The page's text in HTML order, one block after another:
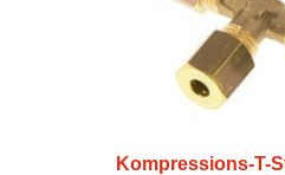
Kompressions-T-